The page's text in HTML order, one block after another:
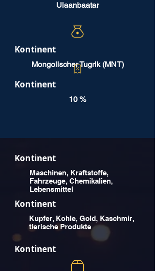
Ulaanbaatar
Kontinent
Mongolischer Tugrik (MNT)
Kontinent
10 %
Kontinent
Maschinen, Kraftstoffe,
Fahrzeuge, Chemikalien,
Lebensmittel
Kontinent
Kupfer, Kohle, Gold, Kaschmir,
tierische Produkte
Kontinent